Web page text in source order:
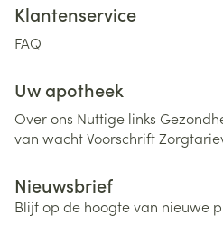
Klantenservice
FAQ
Uw apotheek
Over ons Nuttige links
van wachtVoorschrift
Nieuwsbrief
Blijf op de hoogte van nieuwe